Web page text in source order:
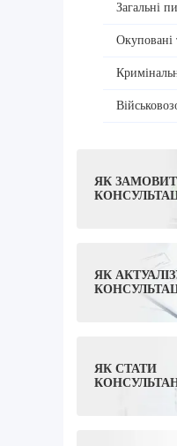
Загальні
Окуповані
ЯК
ЯК
ЯК СТАТИ